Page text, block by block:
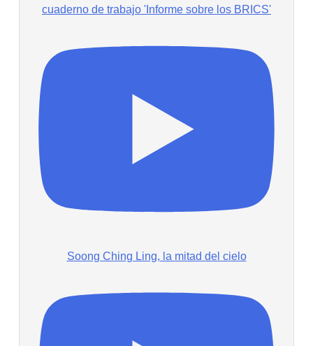
cuaderno de trabajo 'Informe sobre los BRICS'
Soong Ching Ling, la mitad del cielo